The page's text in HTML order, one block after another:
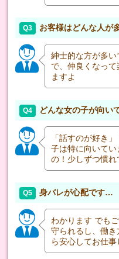
Q3 お客様はどんな人が
紳士的な方が多
で、仲良くなっ
ますよ
Q4 どんな女の子が向い
「話すのが好き
子は特に向いて
の！少しずつ慣れ
Q5 身バレが心配です…
わかります でも
守られるし、働
ら安心してお仕事